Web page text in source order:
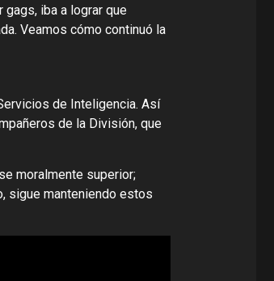
gags, iba a lograr que
Veamos cómo continuó la
de Inteligencia. Así
de la División, que
moralmente superior;
sigue manteniendo estos